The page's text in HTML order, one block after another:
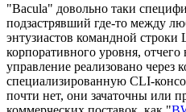
"Bacula" довольно таки
подзастрявший где-то между
энтузиастов командной
корпоративного уровня, отчего
управление реализовано
специализированную CLI-
почти нет, они зачаточны или